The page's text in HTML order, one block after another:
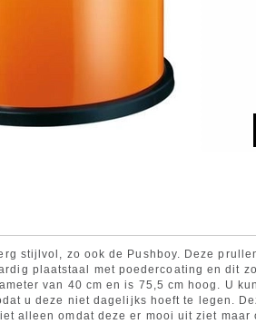
stijlvol, zo ook de Pushboy. Deze
plaatstaal met poedercoating en dit
van 40 cm en is 75,5 cm hoog. U
u deze niet dagelijks hoeft te legen.
alleen omdat deze er mooi uit ziet maar